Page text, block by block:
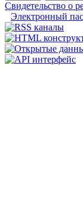
Свидетельство о
Электронный